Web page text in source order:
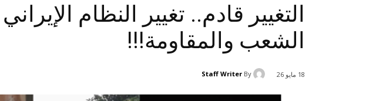
التغيير قادم.. تغيير النظام
الشعب والمقاومة!!!
18 مايو 26 By
Staff Writer